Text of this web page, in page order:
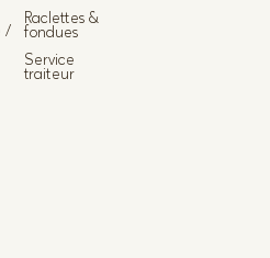
/
Raclettes &
fondues
Service
traiteur